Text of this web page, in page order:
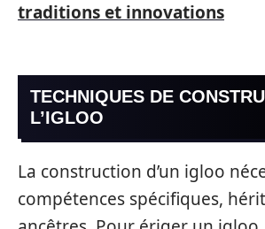
traditions et innovations
TECHNIQUES DE
L’IGLOO
La construction d’un igloo
compétences spécifiques,